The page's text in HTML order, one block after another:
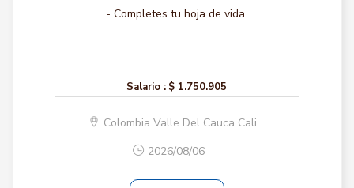
- Completes tu hoja de vida.
...
Salario : $ 1.750.905
Colombia Valle Del Cauca Cali
2026/08/06